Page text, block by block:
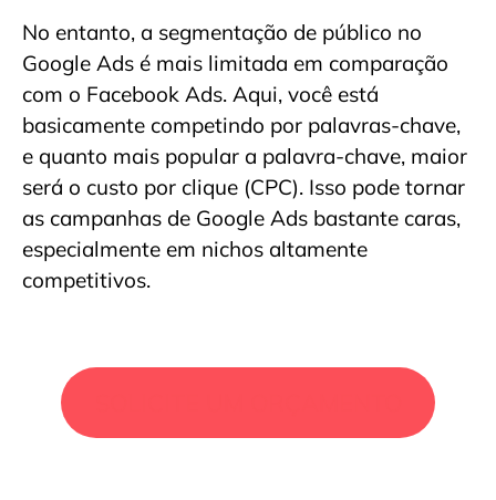
No entanto, a segmentação de público no
Google Ads é mais limitada em comparação
com o Facebook Ads. Aqui, você está
basicamente competindo por palavras-chave,
e quanto mais popular a palavra-chave, maior
será o custo por clique (CPC). Isso pode tornar
as campanhas de Google Ads bastante caras,
especialmente em nichos altamente
competitivos.